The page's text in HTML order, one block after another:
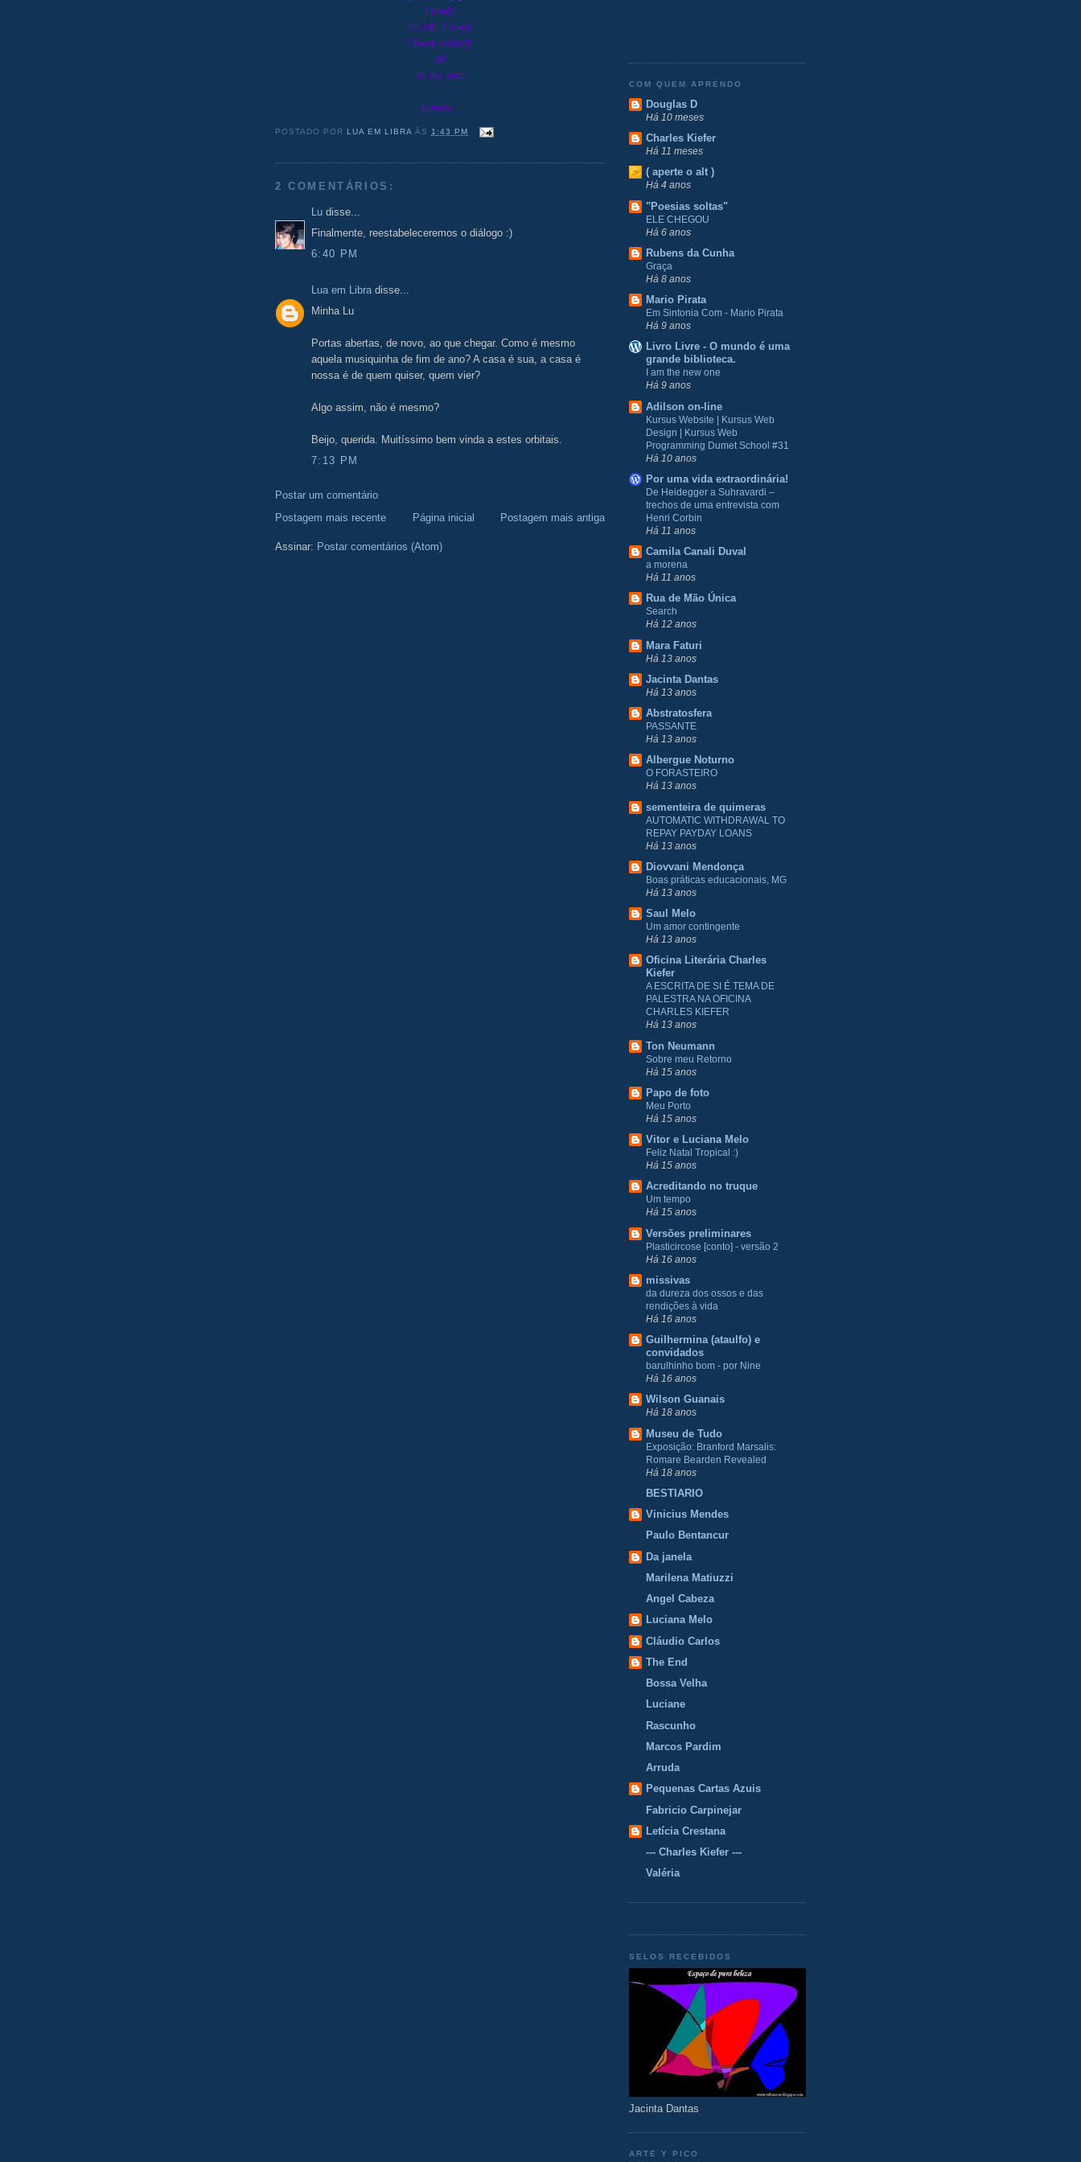
Lonely
I'm Mr. Lonely
I have nobody
all
to my own
Lonely...
POSTADO POR LUA EM LIBRA ÀS 1:43 PM
2 COMENTÁRIOS:
Lu disse...
Finalmente, reestabeleceremos o diálogo :)
6:40 PM
Lua em Libra disse...
Minha Lu
Portas abertas, de novo, ao que chegar. Como é mesmo
aquela musiquinha de fim de ano? A casa é sua, a casa é
nossa é de quem quiser, quem vier?
Algo assim, não é mesmo?
Beijo, querida. Muitíssimo bem vinda a estes orbitais.
7:13 PM
Postar um comentário
Postagem mais recente
Postagem mais antiga
Página inicial
Assinar: Postar comentários (Atom)
COM QUEM APRENDO
Douglas D
Há 10 meses
Charles Kiefer
Há 11 meses
( aperte o alt )
Há 4 anos
"Poesias soltas"
ELE CHEGOU
Há 6 anos
Rubens da Cunha
Graça
Há 8 anos
Mario Pirata
Em Sintonia Com - Mario Pirata
Há 9 anos
Livro Livre - O mundo é uma
grande biblioteca.
I am the new one
Há 9 anos
Adilson on-line
Kursus Website | Kursus Web
Design | Kursus Web
Programming Dumet School #31
Há 10 anos
Por uma vida extraordinária!
De Heidegger a Suhravardi –
trechos de uma entrevista com
Henri Corbin
Há 11 anos
Camila Canali Duval
a morena
Há 11 anos
Rua de Mão Única
Search
Há 12 anos
Mara Faturi
Há 13 anos
Jacinta Dantas
Há 13 anos
Abstratosfera
PASSANTE
Há 13 anos
Albergue Noturno
O FORASTEIRO
Há 13 anos
sementeira de quimeras
AUTOMATIC WITHDRAWAL TO
REPAY PAYDAY LOANS
Há 13 anos
Diovvani Mendonça
Boas práticas educacionais, MG
Há 13 anos
Saul Melo
Um amor contingente
Há 13 anos
Oficina Literária Charles
Kiefer
A ESCRITA DE SI É TEMA DE
PALESTRA NA OFICINA
CHARLES KIEFER
Há 13 anos
Ton Neumann
Sobre meu Retorno
Há 15 anos
Papo de foto
Meu Porto
Há 15 anos
Vitor e Luciana Melo
Feliz Natal Tropical :)
Há 15 anos
Acreditando no truque
Um tempo
Há 15 anos
Versões preliminares
Plasticircose [conto] - versão 2
Há 16 anos
missivas
da dureza dos ossos e das
rendições à vida
Há 16 anos
Guilhermina (ataulfo) e
convidados
barulhinho bom - por Nine
Há 16 anos
Wilson Guanais
Há 18 anos
Museu de Tudo
Exposição: Branford Marsalis:
Romare Bearden Revealed
Há 18 anos
BESTIARIO
Vinicius Mendes
Paulo Bentancur
Da janela
Marilena Matiuzzi
Angel Cabeza
Luciana Melo
Cláudio Carlos
The End
Bossa Velha
Luciane
Rascunho
Marcos Pardim
Arruda
Pequenas Cartas Azuis
Fabricio Carpinejar
Letícia Crestana
--- Charles Kiefer ---
Valéria
SELOS RECEBIDOS
Jacinta Dantas
ARTE Y PICO